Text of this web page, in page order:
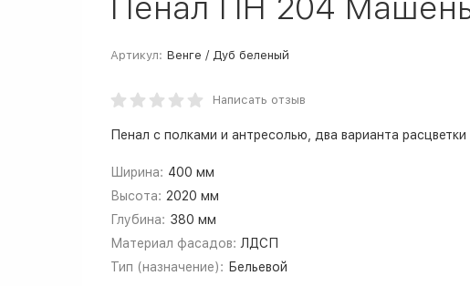
Артикул: Венге / Дуб беленый
Написать отзыв
Пенал с полками и антресолью, два варианта расцветки
Ширина: 400 мм
Высота: 2020 мм
Глубина: 380 мм
Материал фасадов: ЛДСП
Тип (назначение): Бельевой